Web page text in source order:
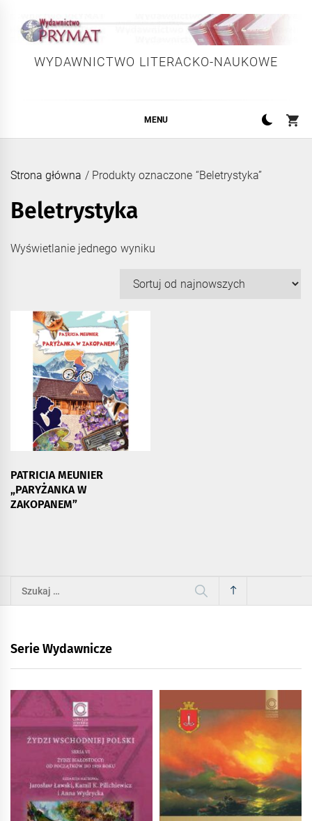
content
WYDAWNICTWO LITERACKO-NAUKOWE
MENU
Strona główna / Produkty oznaczone “Beletrystyka”
Beletrystyka
Wyświetlanie jednego wyniku
PATRICIA MEUNIER
„PARYŻANKA W
ZAKOPANEM”
Szukaj:
Serie Wydawnicze